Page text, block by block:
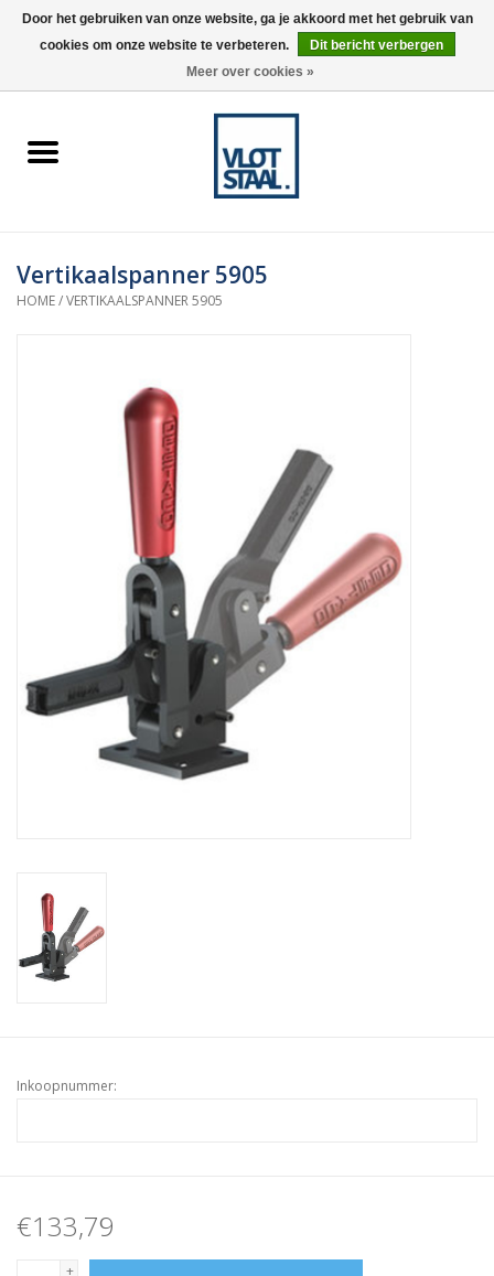
0 Artikelen - €0,00
spanners
Vertikaalspanner 5905
HOME/VERTIKAALSPANNER 5905
Inkoopnummer:
€133,79
+
Door het gebruiken van onze website, ga je akkoord met het gebruik van
cookies om onze website te verbeteren.
Dit bericht verbergen
Meer over cookies »